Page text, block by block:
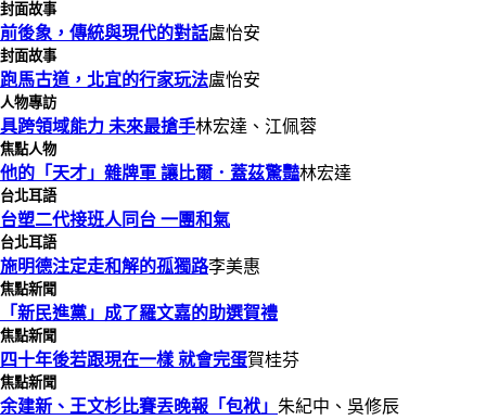
封面故事
前後象，傳統與現代的對話盧怡安
封面故事
跑馬古道，北宜的行家玩法盧怡安
人物專訪
具跨領域能力 未來最搶手林宏達、江佩蓉
焦點人物
他的「天才」雜牌軍 讓比爾．蓋茲驚豔林宏達
台北耳語
台塑二代接班人同台 一團和氣
台北耳語
施明德注定走和解的孤獨路李美惠
焦點新聞
「新民進黨」成了羅文嘉的助選賀禮
焦點新聞
四十年後若跟現在一樣 就會完蛋賀桂芬
焦點新聞
余建新、王文杉比賽丟晚報「包袱」 朱紀中、吳修辰